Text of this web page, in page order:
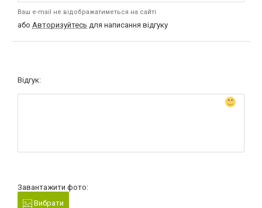
Ваш e-mail не відображатиметься на сайті
або Авторизуйтесь для написання відгуку
Відгук:
Завантажити фото:
Вибрати